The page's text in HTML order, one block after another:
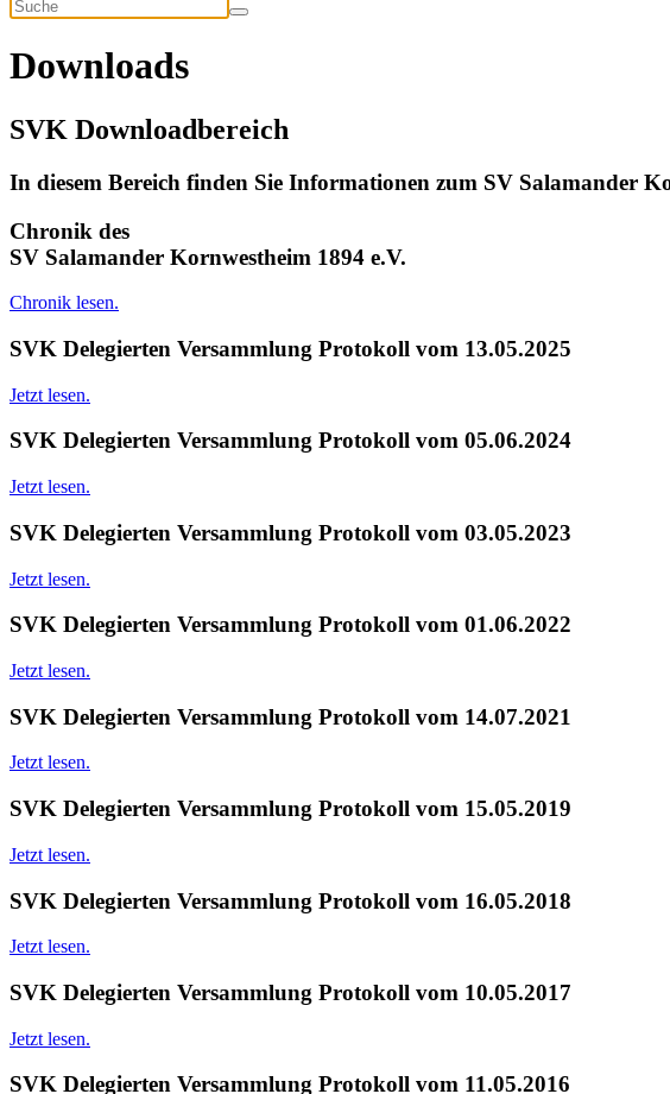
Downloads
SVK Downloadbereich
In diesem Bereich finden Sie Informationen zum SV Salamander
Chronik des
SV Salamander Kornwestheim 1894 e.V.
Chronik lesen.
SVK Delegierten Versammlung Protokoll vom 13.05.2025
Jetzt lesen.
SVK Delegierten Versammlung Protokoll vom 05.06.2024
Jetzt lesen.
SVK Delegierten Versammlung Protokoll vom 03.05.2023
Jetzt lesen.
SVK Delegierten Versammlung Protokoll vom 01.06.2022
Jetzt lesen.
SVK Delegierten Versammlung Protokoll vom 14.07.2021
Jetzt lesen.
SVK Delegierten Versammlung Protokoll vom 15.05.2019
Jetzt lesen.
SVK Delegierten Versammlung Protokoll vom 16.05.2018
Jetzt lesen.
SVK Delegierten Versammlung Protokoll vom 10.05.2017
Jetzt lesen.
SVK Delegierten Versammlung Protokoll vom 11.05.2016